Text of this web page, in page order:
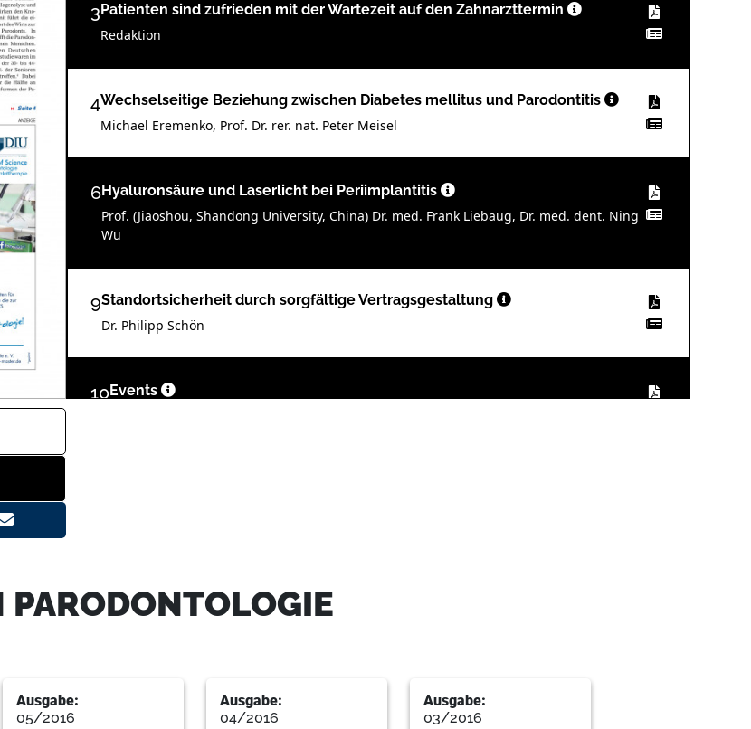
3Patienten sind zufrieden mit der Wartezeit auf den Zahnarzttermin
Redaktion
4Wechselseitige Beziehung zwischen Diabetes mellitus und Parodontitis
Michael Eremenko, Prof. Dr. rer. nat. Peter Meisel
6Hyaluronsäure und Laserlicht bei Periimplantitis
Prof. (Jiaoshou, Shandong University, China) Dr. med. Frank Liebaug, Dr. med. dent. Ning
Wu
9Standortsicherheit durch sorgfältige Vertragsgestaltung
Dr. Philipp Schön
10Events
Redaktion
PARODONTOLOGIE
Ausgabe:
05/2016
Ausgabe:
04/2016
Ausgabe:
03/2016